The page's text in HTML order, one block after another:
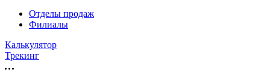
Отделы продаж
Филиалы
Калькулятор
Трекинг